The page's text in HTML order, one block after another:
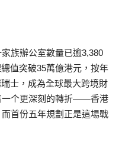
族辦公室數量已逾3,380
值突破35萬億港元，按年
士，成為全球最大跨境財
一个更深刻的轉折——香港
首份五年規劃正是這場戰